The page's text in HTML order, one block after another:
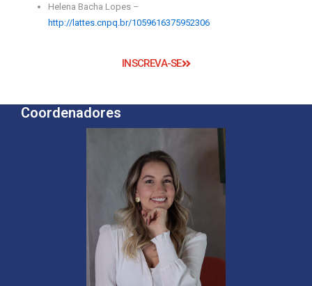
Helena Bacha Lopes –
http://lattes.cnpq.br/1059616375952306
INSCREVA-SE
Coordenadores